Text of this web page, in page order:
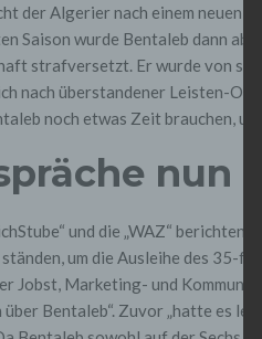
der Algerier nach einem neuen
Saison wurde Bentaleb dann
strafversetzt. Er wurde von
nach überstandener Leisten-
noch etwas Zeit brauchen,
nun
und die „WAZ“ berichten
um die Ausleihe des 35-
Jobst, Marketing- und
über Bentaleb“. Zuvor „hatte es